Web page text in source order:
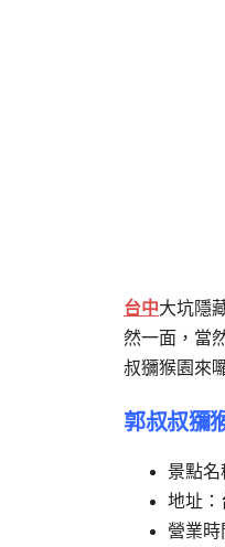
台中大坑隱
然一面，當
叔獼猴園來
郭叔叔獼
景點名
地址：
營業時